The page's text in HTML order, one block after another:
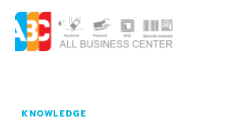
KNOWLEDGE